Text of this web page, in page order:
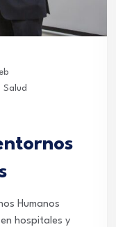
Salud
Humanos
hospitales y